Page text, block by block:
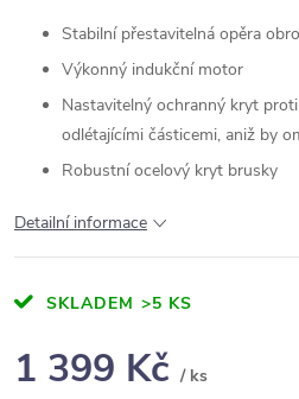
Stabilní přestavitelná opěra
Výkonný indukční motor
Nastavitelný ochranný kryt
odlétajícími částicemi, aniž by
Robustní ocelový kryt brusky
Detailní informace
SKLADEM >5 KS
1 399 Kč / ks